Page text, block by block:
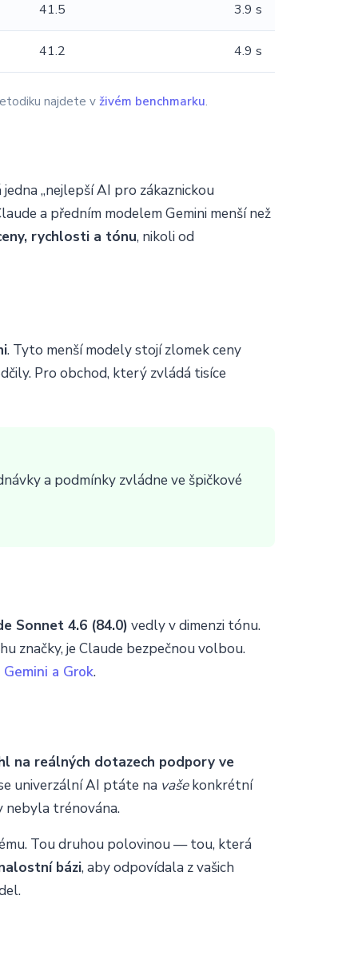
41.5 3.9 s
41.2 4.9 s
najdete v živém benchmarku.
„nejlepší AI pro zákaznickou
a předním modelem Gemini menší než
rychlosti a tónu, nikoli od
. Tyto menší modely stojí zlomek ceny
Pro obchod, který zvládá tisíce
a podmínky zvládne ve špičkové
Sonnet 4.6 (84.0) vedly v dimenzi tónu.
značky, je Claude bezpečnou volbou.
a Grok.
na reálných dotazech podpory ve
univerzální AI ptáte na vašekonkrétní
nebyla trénována.
Tou druhou polovinou — tou, která
bázi, aby odpovídala z vašich